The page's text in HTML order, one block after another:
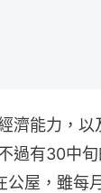
濟能力，以
過有30中
公屋，雖每